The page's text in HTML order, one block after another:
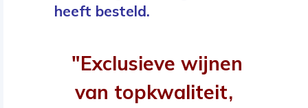
heeft besteld.
"Exclusieve wijnen
van topkwaliteit,